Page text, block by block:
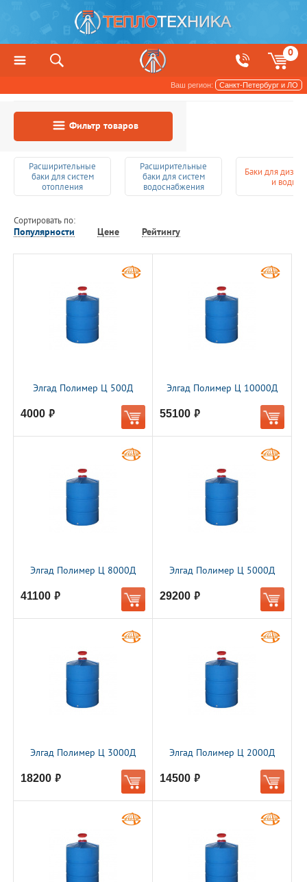
0
Ваш регион: Санкт-Петербург и ЛО
Фильтр товаров
Расширительные
баки для систем
отопления
Расширительные
баки для систем
водоснабжения
Баки для
и воды
Сортировать по:
Популярности Цене Рейтингу
Элгад Полимер Ц 500Д
4000 руб.
Элгад Полимер Ц 10000Д
55100 руб.
Элгад Полимер Ц 8000Д
41100 руб.
Элгад Полимер Ц 5000Д
29200 руб.
Элгад Полимер Ц 3000Д
18200 руб.
Элгад Полимер Ц 2000Д
14500 руб.